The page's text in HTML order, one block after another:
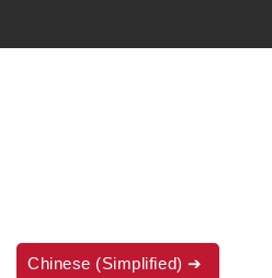
Chinese (Simplified)